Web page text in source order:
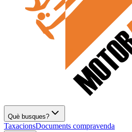
Què busques?
TaxacionsDocuments compravenda